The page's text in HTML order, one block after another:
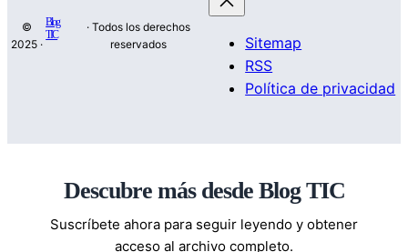
©
2025 ·
Blog
TIC
· Todos los derechos
reservados
Sitemap
RSS
Política de privacidad
Descubre más desde Blog TIC
Suscríbete ahora para seguir leyendo y obtener
acceso al archivo completo.